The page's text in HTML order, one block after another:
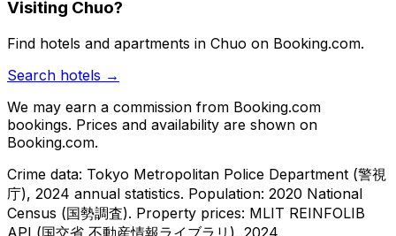
Visiting Chuo?
Find hotels and apartments in Chuo on Booking.com.
Search hotels →
We may earn a commission from Booking.com
bookings. Prices and availability are shown on
Booking.com.
Crime data: Tokyo Metropolitan Police Department (警視
庁), 2024 annual statistics. Population: 2020 National
Census (国勢調査). Property prices: MLIT REINFOLIB
API (国交省 不動産情報ライブラリ), 2024.